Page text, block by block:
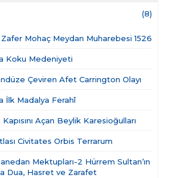
(8)
Mohaç Meydan Muharebesi 1526
Koku Medeniyeti
Çeviren Afet Carrington Olayı
İlk Madalya Ferahî
Kapısını Açan Beylik Karesioğulları
Civitates Orbis Terrarum
Mektupları-2 Hürrem Sultan’ın
Dua, Hasret ve Zarafet